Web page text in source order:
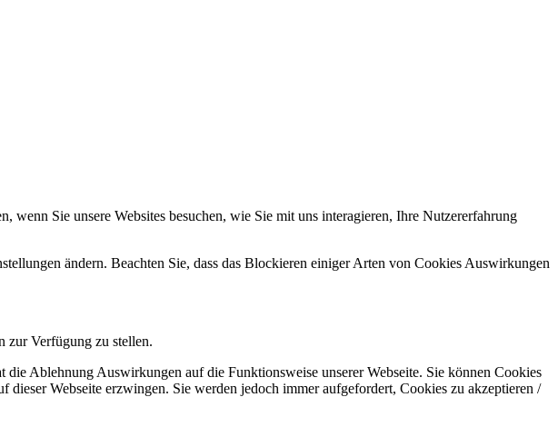
Sie unsere Websites besuchen, wie Sie mit uns interagieren, Ihre Nutzererfahrung
ändern. Beachten Sie, dass das Blockieren einiger Arten von Cookies Auswirkungen
zur Verfügung zu stellen.
Ablehnung Auswirkungen auf die Funktionsweise unserer Webseite. Sie können Cookies
Webseite erzwingen. Sie werden jedoch immer aufgefordert, Cookies zu akzeptieren /